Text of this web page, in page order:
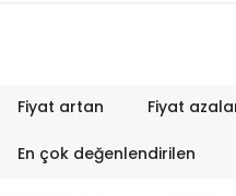
Fiyat artan Fiyat
En çok değenlendirilen